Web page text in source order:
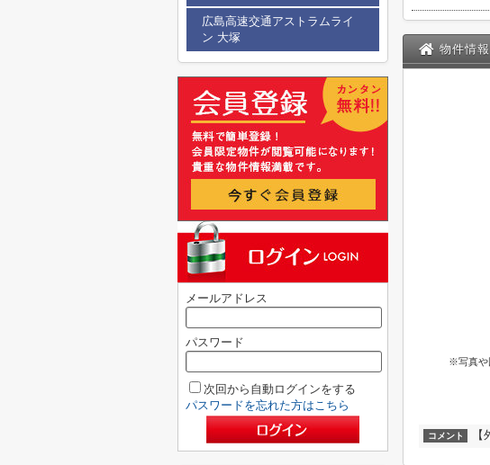
物件情報
※写真や
コメント 【
広島高速交通アストラムライ
ン 大塚
メールアドレス
パスワード
次回から自動ログインをする
パスワードを忘れた方はこちら